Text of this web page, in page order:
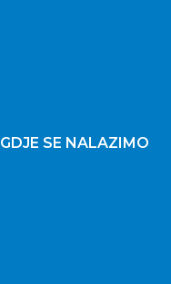
GDJE SE NALAZIMO